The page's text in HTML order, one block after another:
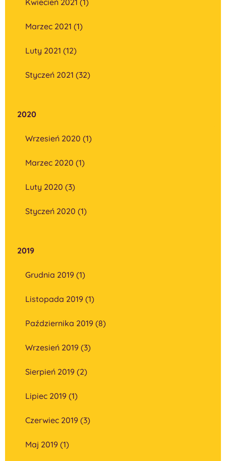
Marzec 2021 (1)
Luty 2021 (12)
Styczeń 2021 (32)
2020
Wrzesień 2020 (1)
Marzec 2020 (1)
Luty 2020 (3)
Styczeń 2020 (1)
2019
Grudnia 2019 (1)
Listopada 2019 (1)
Października 2019 (8)
Wrzesień 2019 (3)
Sierpień 2019 (2)
Lipiec 2019 (1)
Czerwiec 2019 (3)
Maj 2019 (1)